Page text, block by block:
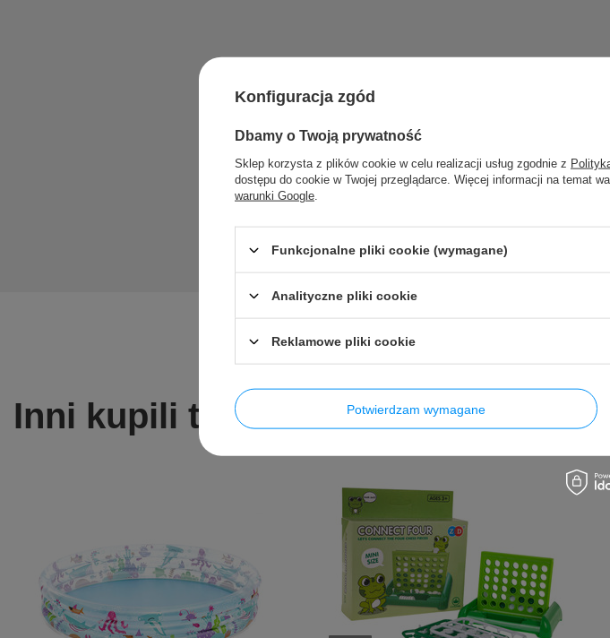
Zadaj
Inni kupili także ...
Konfiguracja zgód
Dbamy o Twoją prywatność
Sklep korzysta z plików cookie w celu realizacji usług zgodnie z
dostępu do cookie w Twojej przeglądarce. Więcej informacji na temat
warunki Google
Funkcjonalne pliki cookie (wymagane)
Analityczne pliki cookie
Reklamowe pliki cookie
Potwierdzam wymagane